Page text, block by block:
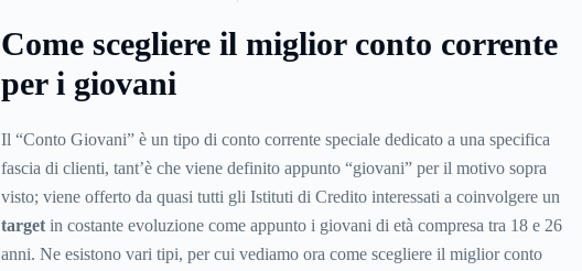
Come scegliere il miglior conto corrente
per i giovani
Il “Conto Giovani” è un tipo di conto corrente speciale dedicato a una specifica
fascia di clienti, tant’è che viene definito appunto “giovani” per il motivo sopra
visto; viene offerto da quasi tutti gli Istituti di Credito interessati a coinvolgere un
target in costante evoluzione come appunto i giovani di età compresa tra 18 e 26
anni. Ne esistono vari tipi, per cui vediamo ora come scegliere il miglior conto